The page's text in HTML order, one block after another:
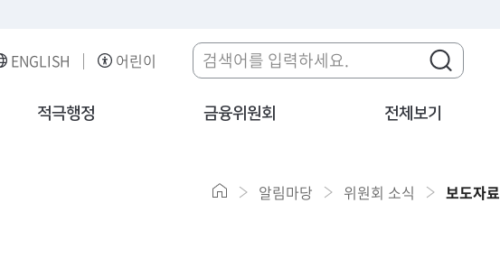
ENGLISH 어린이
적극행정 금융위원회 전체보기
알림마당 위원회 소식 보도자료